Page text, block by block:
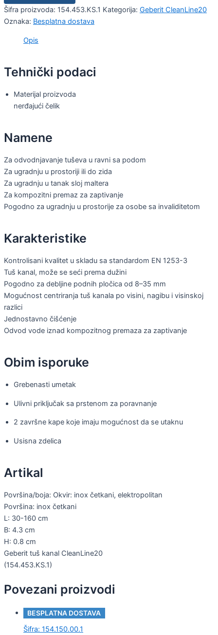
Šifra proizvoda: 154.453.KS.1 Kategorija: Geberit CleanLine20
Oznaka: Besplatna dostava
Opis
Tehnički podaci
Materijal proizvoda
nerđajući čelik
Namene
Za odvodnjavanje tuševa u ravni sa podom
Za ugradnju u prostoriji ili do zida
Za ugradnju u tanak sloj maltera
Za kompozitni premaz za zaptivanje
Pogodno za ugradnju u prostorije za osobe sa invaliditetom
Karakteristike
Kontrolisani kvalitet u skladu sa standardom EN 1253-3
Tuš kanal, može se seći prema dužini
Pogodno za debljine podnih pločica od 8–35 mm
Mogućnost centriranja tuš kanala po visini, nagibu i visinskoj
razlici
Jednostavno čišćenje
Odvod vode iznad kompozitnog premaza za zaptivanje
Obim isporuke
Grebenasti umetak
Ulivni priključak sa prstenom za poravnanje
2 završne kape koje imaju mogućnost da se utaknu
Usisna zdelica
Artikal
Površina/boja: Okvir: inox četkani, elektropolitan
Površina: inox četkani
L: 30-160 cm
B: 4.3 cm
H: 0.8 cm
Geberit tuš kanal CleanLine20
(154.453.KS.1)
Povezani proizvodi
BESPLATNA DOSTAVA
Šifra: 154.150.00.1